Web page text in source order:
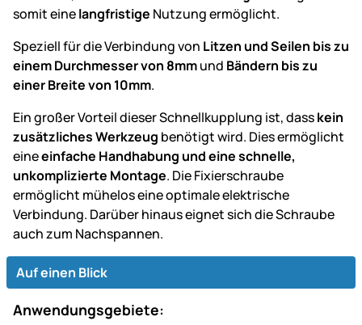
somit einelangfristige Nutzung ermöglicht.
Speziell für die Verbindung von Litzen und Seilen bis zu
einem Durchmesser von 8mmund Bändern bis zu
einer Breite von 10mm.
Ein großer Vorteil dieser Schnellkupplung ist, dasskein
zusätzliches Werkzeug benötigt wird. Dies ermöglicht
eineeinfache Handhabung und eine schnelle,
unkomplizierte Montage. Die Fixierschraube
ermöglicht mühelos eine optimale elektrische
Verbindung. Darüber hinaus eignet sich die Schraube
auch zum Nachspannen.
Auf einen Blick
Anwendungsgebiete: